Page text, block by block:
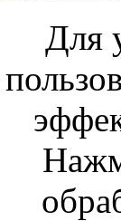
Для